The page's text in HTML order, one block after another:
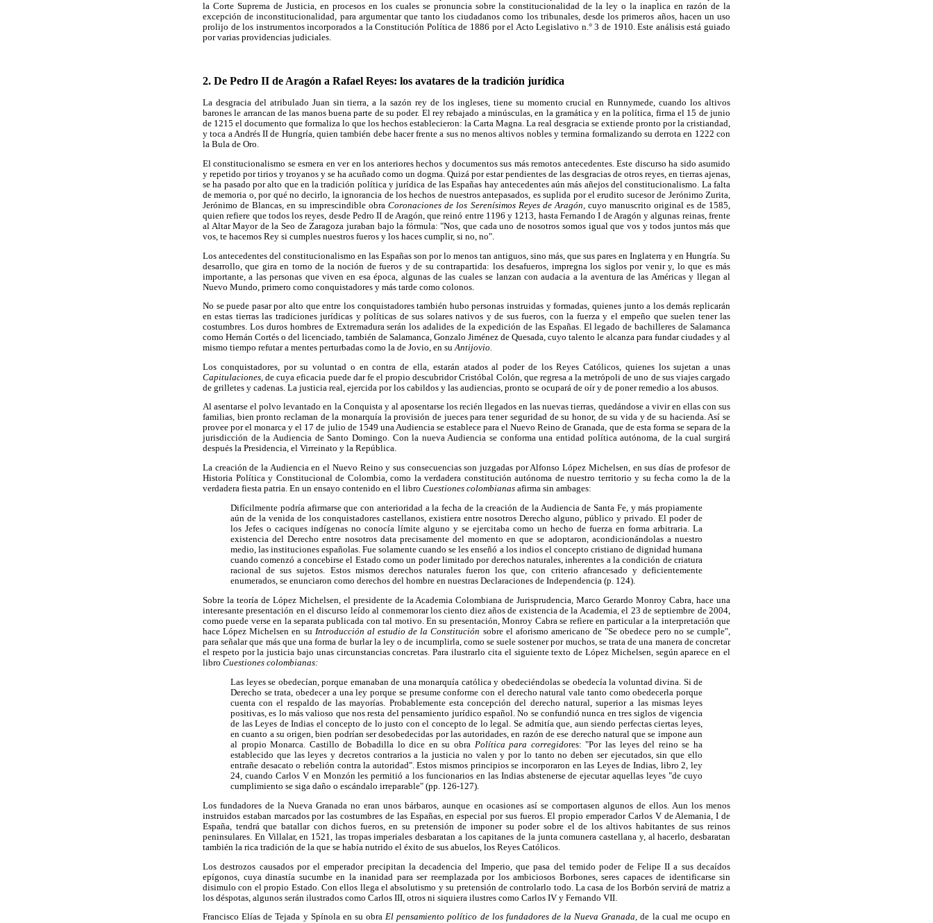
la Corte Suprema de Justicia, en procesos en los cuales se pronuncia sobre la constitucionalidad de la ley o la inaplica en razón de la
excepción de inconstitucionalidad, para argumentar que tanto los ciudadanos como los tribunales, desde los primeros años, hacen un uso
prolijo de los instrumentos incorporados a la Constitución Política de 1886 por el Acto Legislativo n.° 3 de 1910. Este análisis está guiado
por varias providencias judiciales.
2. De Pedro II de Aragón a Rafael Reyes: los avatares de la tradición jurídica
La desgracia del atribulado Juan sin tierra, a la sazón rey de los ingleses, tiene su momento crucial en Runnymede, cuando los altivos
barones le arrancan de las manos buena parte de su poder. El rey rebajado a minúsculas, en la gramática y en la política, firma el 15 de junio
de 1215 el documento que formaliza lo que los hechos establecieron: la Carta Magna. La real desgracia se extiende pronto por la cristiandad,
y toca a Andrés II de Hungría, quien también debe hacer frente a sus no menos altivos nobles y termina formalizando su derrota en 1222 con
la Bula de Oro.
El constitucionalismo se esmera en ver en los anteriores hechos y documentos sus más remotos antecedentes. Este discurso ha sido asumido
y repetido por tirios y troyanos y se ha acuñado como un dogma. Quizá por estar pendientes de las desgracias de otros reyes, en tierras ajenas,
se ha pasado por alto que en la tradición política y jurídica de las Españas hay antecedentes aún más añejos del constitucionalismo. La falta
de memoria o, por qué no decirlo, la ignorancia de los hechos de nuestros antepasados, es suplida por el erudito sucesor de Jerónimo Zurita,
Jerónimo de Blancas, en su imprescindible obraCoronaciones de los Serenísimos Reyes de Aragón, cuyo manuscrito original es de 1585,
quien refiere que todos los reyes, desde Pedro II de Aragón, que reinó entre 1196 y 1213, hasta Fernando I de Aragón y algunas reinas, frente
al Altar Mayor de la Seo de Zaragoza juraban bajo la fórmula: "Nos, que cada uno de nosotros somos igual que vos y todos juntos más que
vos, te hacemos Rey si cumples nuestros fueros y los haces cumplir, si no, no".
Los antecedentes del constitucionalismo en las Españas son por lo menos tan antiguos, sino más, que sus pares en Inglaterra y en Hungría. Su
desarrollo, que gira en torno de la noción de fueros y de su contrapartida: los desafueros, impregna los siglos por venir y, lo que es más
importante, a las personas que viven en esa época, algunas de las cuales se lanzan con audacia a la aventura de las Américas y llegan al
Nuevo Mundo, primero como conquistadores y más tarde como colonos.
No se puede pasar por alto que entre los conquistadores también hubo personas instruidas y formadas, quienes junto a los demás replicarán
en estas tierras las tradiciones jurídicas y políticas de sus solares nativos y de sus fueros, con la fuerza y el empeño que suelen tener las
costumbres. Los duros hombres de Extremadura serán los adalides de la expedición de las Españas. El legado de bachilleres de Salamanca
como Hernán Cortés o del licenciado, también de Salamanca, Gonzalo Jiménez de Quesada, cuyo talento le alcanza para fundar ciudades y al
mismo tiempo refutar a mentes perturbadas como la de Jovio, en suAntijovio.
Los conquistadores, por su voluntad o en contra de ella, estarán atados al poder de los Reyes Católicos, quienes los sujetan a unas
Capitulaciones,de cuya eficacia puede dar fe el propio descubridor Cristóbal Colón, que regresa a la metrópoli de uno de sus viajes cargado
de grilletes y cadenas. La justicia real, ejercida por los cabildos y las audiencias, pronto se ocupará de oír y de poner remedio a los abusos.
Al asentarse el polvo levantado en la Conquista y al aposentarse los recién llegados en las nuevas tierras, quedándose a vivir en ellas con sus
familias, bien pronto reclaman de la monarquía la provisión de jueces para tener seguridad de su honor, de su vida y de su hacienda. Así se
provee por el monarca y el 17 de julio de 1549 una Audiencia se establece para el Nuevo Reino de Granada, que de esta forma se separa de la
jurisdicción de la Audiencia de Santo Domingo. Con la nueva Audiencia se conforma una entidad política autónoma, de la cual surgirá
después la Presidencia, el Virreinato y la República.
La creación de la Audiencia en el Nuevo Reino y sus consecuencias son juzgadas por Alfonso López Michelsen, en sus días de profesor de
Historia Política y Constitucional de Colombia, como la verdadera constitución autónoma de nuestro territorio y su fecha como la de la
verdadera fiesta patria. En un ensayo contenido en el libro Cuestiones colombianas afirma sin ambages:
Difícilmente podría afirmarse que con anterioridad a la fecha de la creación de la Audiencia de Santa Fe, y más propiamente
aún de la venida de los conquistadores castellanos, existiera entre nosotros Derecho alguno, público y privado. El poder de
los Jefes o caciques indígenas no conocía límite alguno y se ejercitaba como un hecho de fuerza en forma arbitraria. La
existencia del Derecho entre nosotros data precisamente del momento en que se adoptaron, acondicionándolas a nuestro
medio, las instituciones españolas. Fue solamente cuando se les enseñó a los indios el concepto cristiano de dignidad humana
cuando comenzó a concebirse el Estado como un poder limitado por derechos naturales, inherentes a la condición de criatura
racional de sus sujetos. Estos mismos derechos naturales fueron los que, con criterio afrancesado y deficientemente
enumerados, se enunciaron como derechos del hombre en nuestras Declaraciones de Independencia (p. 124).
Sobre la teoría de López Michelsen, el presidente de la Academia Colombiana de Jurisprudencia, Marco Gerardo Monroy Cabra, hace una
interesante presentación en el discurso leído al conmemorar los ciento diez años de existencia de la Academia, el 23 de septiembre de 2004,
como puede verse en la separata publicada con tal motivo. En su presentación, Monroy Cabra se refiere en particular a la interpretación que
hace López Michelsen en su Introducción al estudio de la Constitución sobre el aforismo americano de "Se obedece pero no se cumple",
para señalar que más que una forma de burlar la ley o de incumplirla, como se suele sostener por muchos, se trata de una manera de concretar
el respeto por la justicia bajo unas circunstancias concretas. Para ilustrarlo cita el siguiente texto de López Michelsen, según aparece en el
libro Cuestiones colombianas:
Las leyes se obedecían, porque emanaban de una monarquía católica y obedeciéndolas se obedecía la voluntad divina. Si de
Derecho se trata, obedecer a una ley porque se presume conforme con el derecho natural vale tanto como obedecerla porque
cuenta con el respaldo de las mayorías. Probablemente esta concepción del derecho natural, superior a las mismas leyes
positivas, es lo más valioso que nos resta del pensamiento jurídico español. No se confundió nunca en tres siglos de vigencia
de las Leyes de Indias el concepto de lo justo con el concepto de lo legal. Se admitía que, aun siendo perfectas ciertas leyes,
en cuanto a su origen, bien podrían ser desobedecidas por las autoridades, en razón de ese derecho natural que se impone aun
al propio Monarca. Castillo de Bobadilla lo dice en su obra Política para corregidores: "Por las leyes del reino se ha
establecido que las leyes y decretos contrarios a la justicia no valen y por lo tanto no deben ser ejecutados, sin que ello
entrañe desacato o rebelión contra la autoridad". Estos mismos principios se incorporaron en las Leyes de Indias, libro 2, ley
24, cuando Carlos V en Monzón les permitió a los funcionarios en las Indias abstenerse de ejecutar aquellas leyes "de cuyo
cumplimiento se siga daño o escándalo irreparable" (pp. 126-127).
Los fundadores de la Nueva Granada no eran unos bárbaros, aunque en ocasiones así se comportasen algunos de ellos. Aun los menos
instruidos estaban marcados por las costumbres de las Españas, en especial por sus fueros. El propio emperador Carlos V de Alemania, I de
España, tendrá que batallar con dichos fueros, en su pretensión de imponer su poder sobre el de los altivos habitantes de sus reinos
peninsulares. En Villalar, en 1521, las tropas imperiales desbaratan a los capitanes de la junta comunera castellana y, al hacerlo, desbaratan
también la rica tradición de la que se había nutrido el éxito de sus abuelos, los Reyes Católicos.
Los destrozos causados por el emperador precipitan la decadencia del Imperio, que pasa del temido poder de Felipe II a sus decaídos
epígonos, cuya dinastía sucumbe en la inanidad para ser reemplazada por los ambiciosos Borbones, seres capaces de identificarse sin
disimulo con el propio Estado. Con ellos llega el absolutismo y su pretensión de controlarlo todo. La casa de los Borbón servirá de matriz a
los déspotas, algunos serán ilustrados como Carlos III, otros ni siquiera ilustres como Carlos IV y Fernando VII.
Francisco Elías de Tejada y Spínola en su obraEl pensamiento político de los fundadores de la Nueva Granada,de la cual me ocupo en